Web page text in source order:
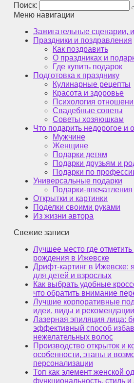
Поиск:
Меню навигации
Зажигательные сценарии,
Праздники и поздравления
Как поздравить
О праздниках и
Где купить подарок
Подготовка к празднику
Кулинарные рецепты
Красота и здоровье
Психология
Свадебные советы
Советы хозяюшкам
Что подарить недорогое и
Мужчине
Женщине
Подарки детям
Подарки друзьям и
Подарки по
Универсальные подарки
Подарки-впечатления
Открытки и картинки
Поделки своими руками
Из жизни автора
Свежие записи
Лучшее место где отметить
рождения в Ижевске
Дрифт-картинг в Ижевске:
для детей и взрослых
Как выбрать удобные
что обратить внимание
Лучшие корпоративные
идеи, виды и
Лазерная эпиляция лица:
эффективный способ
нежелательных волос
Производство открыток и
особенности, этапы и
персонализации
Топ как элемент женской
функциональность, стиль